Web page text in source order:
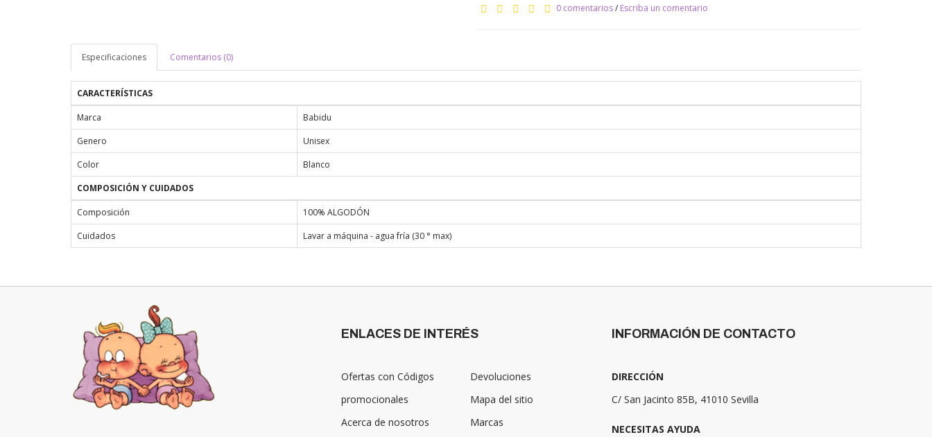
0 comentarios/ Escriba un comentario
Especificaciones Comentarios (0)
CARACTERÍSTICAS
Marca
Babidu
Genero
Unisex
Color
Blanco
COMPOSICIÓN Y CUIDADOS
Composición
100% ALGODÓN
Cuidados
Lavar a máquina - agua fría (30 ° max)
ENLACES DE INTERÉS
Ofertas con Códigos
promocionales
Acerca de nosotros
Devoluciones
Mapa del sitio
Marcas
INFORMACIÓN DE CONTACTO
DIRECCIÓN
C/ San Jacinto 85B, 41010 Sevilla
NECESITAS AYUDA